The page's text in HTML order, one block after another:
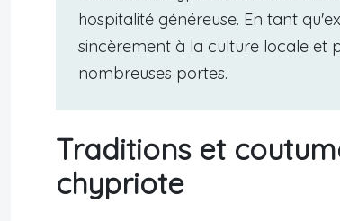
hospitalité généreuse. En tant
sincèrement à la culture locale et
nombreuses portes.
Traditions et
chypriote